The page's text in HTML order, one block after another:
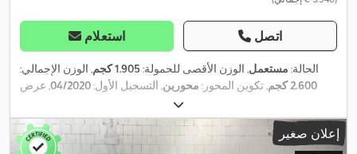
استعلام اتصل
الحالة: مستعمل, الوزن الأقصى للحمولة: 1.905 كجم
, الوزن الإجمالي:
2.600 كجم
, تكوين المحور: محورين , التسجيل الأول:04/2020 , عرض
, العرض الكلي:
مم,
إعلان صغير